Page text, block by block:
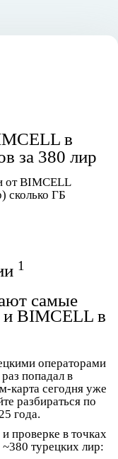
в
за 380 лир
от BIMCELL
сколько ГБ
1
самые
и BIMCELL в
операторами
попадал в
карта сегодня уже
разбираться по
года.
проверке в точках
турецких лир: